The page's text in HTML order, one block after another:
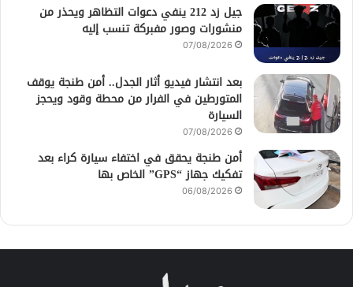
جيل زد 212 ينفي دعوات التظاهر ويحذر من
منشورات وصور مفبركة تنسب إليه
07/08/2026
بعد انتشار فيديو أثار الجدل.. أمن طنجة يوقف
المتورطين في الفرار من محطة وقود ويحجز
السيارة
07/08/2026
أمن طنجة يحقق في اختفاء سيارة كراء بعد
تفكيك جهاز “GPS” الخاص بها
06/08/2026